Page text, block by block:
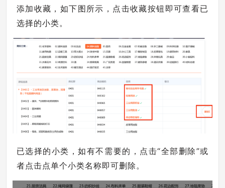
添加收藏，如下图所示，点击收藏按钮即可查看已
选择的小类。
已选择的小类，如有不需要的，点击“全部删除”或
者点击点单个小类名称即可删除。